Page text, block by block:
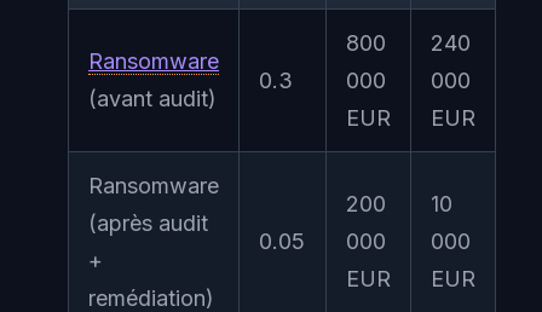
Ransomware
(avant audit)
0.3
800
000
EUR
240
000
EUR
Ransomware
(après audit
+
remédiation)
0.05
200
000
EUR
10
000
EUR